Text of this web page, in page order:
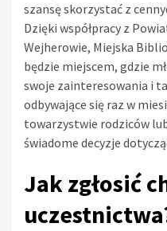
szansę skorzystać z
Dzięki współpracy z
Wejherowie, Miejska
będzie miejscem, gdzie
swoje zainteresowania i
odbywające się raz w
towarzystwie rodziców
świadome decyzje
Jak zgłosić